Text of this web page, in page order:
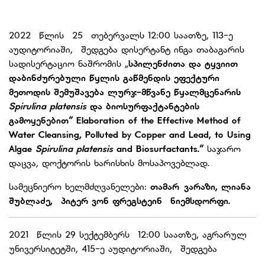
2022 წლის 25 თებერვალს 12:00 საათზე, 113-ე
აუდიტორიაში, შედგება დისერტანტ ინგა თაბაგარის
სადისერტაციო ნაშრომის „სპილენძითა და ტყვიით
დაბინძურებული წყლის გაწმენდის ეფექტური
მეთოდის შემუშავება ლურჯ-მწვანე წყალმცენარის
Spirulina platensisდა ბიოსურფაქტანტების
გამოყენებით“ Elaboration of the Effective Method of
Water Cleansing, Polluted by Copper and Lead, to Using
Algae Spirulina platensisand Biosurfactants.“ საჯარო
დაცვა, დოქტორის ხარისხის მოსაპოვებლად.
სამეცნიერო ხელმძღვანელები: თამარ ვარაზი, ლიანა
შუბლაძე,
პიტერ ვონ ფრეგსტეინ ნიემსდორფი.
2021 წლის 29 სექტემბერს 12:00 საათზე, აგრარულ
უნივერსიტეტში, 415-ე აუდიტორიაში, შედგება